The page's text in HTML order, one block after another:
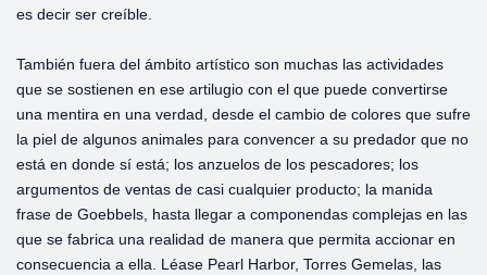
es decir ser creíble.
También fuera del ámbito artístico son muchas las actividades
que se sostienen en ese artilugio con el que puede convertirse
una mentira en una verdad, desde el cambio de colores que sufre
la piel de algunos animales para convencer a su predador que no
está en donde sí está; los anzuelos de los pescadores; los
argumentos de ventas de casi cualquier producto; la manida
frase de Goebbels, hasta llegar a componendas complejas en las
que se fabrica una realidad de manera que permita accionar en
consecuencia a ella. Léase Pearl Harbor, Torres Gemelas, las